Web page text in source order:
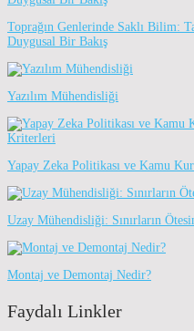
Toprağın Genlerinde Saklı Bilim:
Duygusal Bir Bakış
Yazılım Mühendisliği
Yapay Zeka Politikası ve Kamu
Uzay Mühendisliği: Sınırların
Montaj ve Demontaj Nedir?
Faydalı Linkler